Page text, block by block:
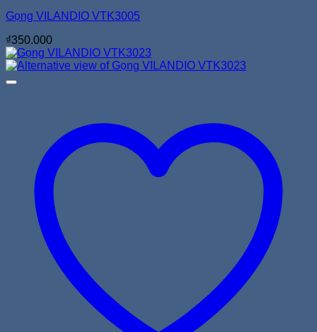
Gọng VILANDIO VTK3005
₫350.000